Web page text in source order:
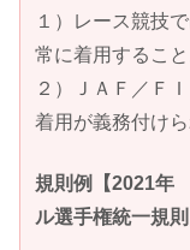
１）レース競技
常に着用すること
２）ＪＡＦ／Ｆ
着用が義務付けら
規則例
【2021年
ル選手権統一規則